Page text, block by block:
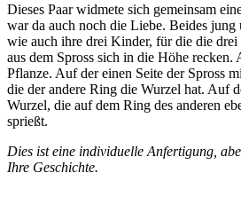
Dieses Paar widmete sich gemeinsam
war da auch noch die Liebe. Beides
wie auch ihre drei Kinder, für die die drei
aus dem Spross sich in die Höhe recken.
Pflanze. Auf der einen Seite der Spross
die der andere Ring die Wurzel hat. Auf
Wurzel, die auf dem Ring des anderen
sprießt.
Dies ist eine individuelle Anfertigung,
Ihre Geschichte.